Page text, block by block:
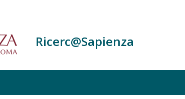
Ricerc@Sapienza